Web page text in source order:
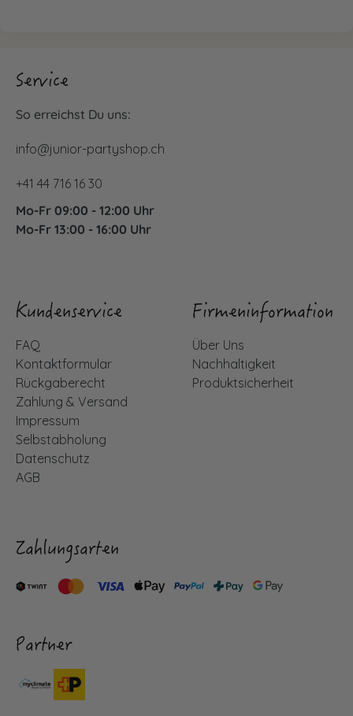
Service
So erreichst Du uns:
info@junior-partyshop.ch
+41 44 716 16 30
Mo-Fr 09:00 - 12:00 Uhr
Mo-Fr 13:00 - 16:00 Uhr
Kundenservice
FAQ
Kontaktformular
Rückgaberecht
Zahlung & Versand
Impressum
Selbstabholung
Datenschutz
AGB
Firmeninformation
Über Uns
Nachhaltigkeit
Produktsicherheit
Zahlungsarten
Partner